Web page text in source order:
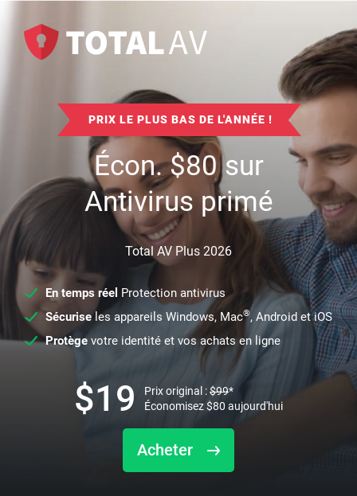
PRIX LE PLUS BAS DE L'ANNÉE !
Écon.$80sur
Antivirus primé
Total AV Plus 2026
En temps réel Protection antivirus
Sécuriseles appareils Windows, Mac®, Android et iOS
Protège votre identité et vos achats en ligne
Acheter
$19 Prix original :$99*
Économisez$80 aujourd'hui